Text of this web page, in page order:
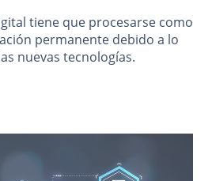
tiene que procesarse como
permanente debido a lo
nuevas tecnologías.